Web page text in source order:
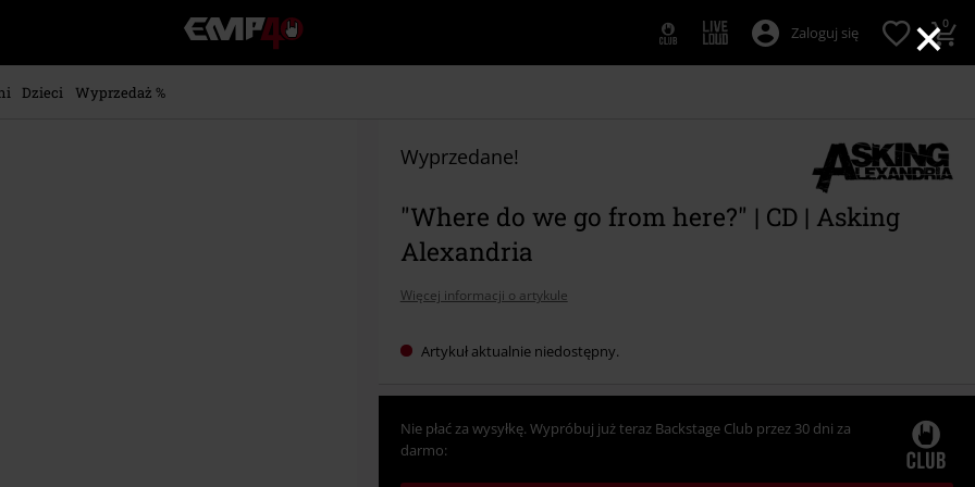
×
EMP
-
Merch
Zaloguj się 0
Dzieci
Wyprzedaż %
Wyprzedane!
"Where do we go from here?" | CD | Asking
Alexandria
Więcej informacji o artykule
Artykuł aktualnie niedostępny.
Nie płać za wysyłkę. Wypróbuj już teraz Backstage Club przez 30 dni za
darmo: